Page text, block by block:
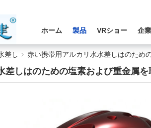
ホーム 製品 VRショー 企
差し 赤い携帯用アルカリ水水差しはのため
差しはのための塩素および重金属